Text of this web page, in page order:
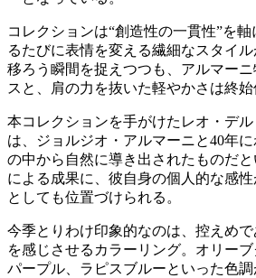
コレクションは“創造性の一貫性”を
るたびに表情を変える繊細なスタイ
移ろう瞬間を捉えつつも、アルマー
スと、肩の力を抜いた軽やかさは終始
本コレクションを手がけたレオ・デ
は、ジョルジオ・アルマーニと40年
の中から自然に導き出されたものだ
による成果に、彼自身の個人的な感
としても位置づけられる。
今季とりわけ印象的なのは、控えめ
を感じさせるカラーリング。オリー
パープル、ラピスブルーといった色